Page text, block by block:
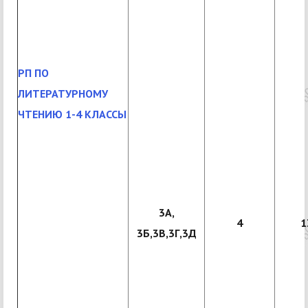
РП ПО
ЛИТЕРАТУРНОМУ
ЧТЕНИЮ 1-4 КЛАССЫ
3А,
3Б,3В,3Г,3Д
4